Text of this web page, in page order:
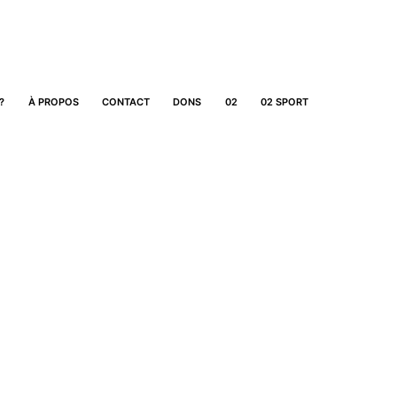
À PROPOS CONTACT DONS 02 02 SPORT